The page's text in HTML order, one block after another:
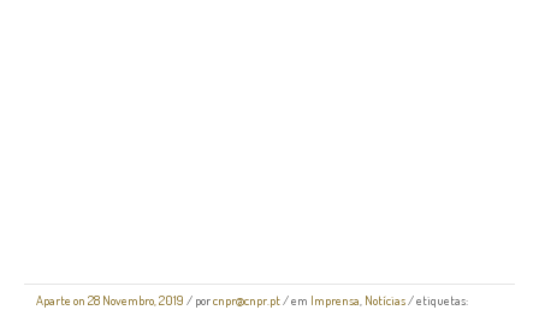
Aparte on 28 Novembro, 2019 / porcnpr@cnpr.pt/ em Imprensa, Notícias/ etiquetas: